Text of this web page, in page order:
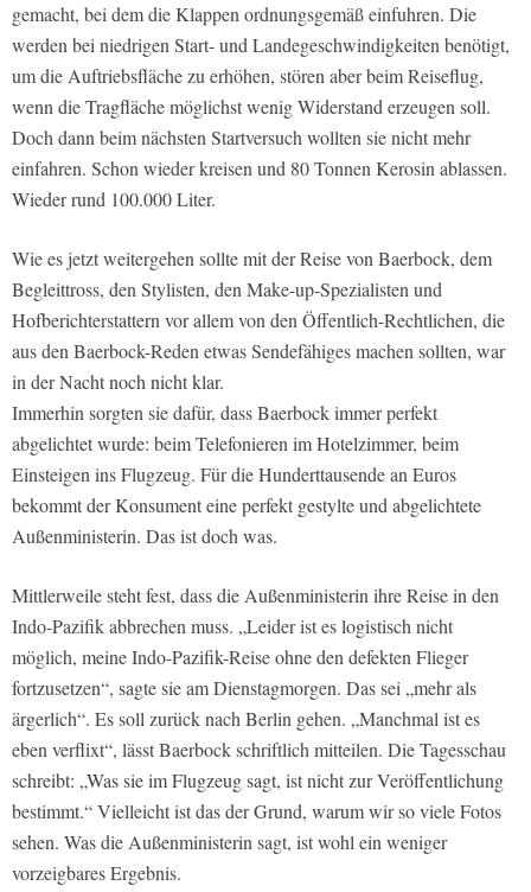
gemacht, bei dem die Klappen ordnungsgemäß einfuhren. Die
werden bei niedrigen Start- und Landegeschwindigkeiten benötigt,
um die Auftriebsfläche zu erhöhen, stören aber beim Reiseflug,
wenn die Tragfläche möglichst wenig Widerstand erzeugen soll.
Doch dann beim nächsten Startversuch wollten sie nicht mehr
einfahren. Schon wieder kreisen und 80 Tonnen Kerosin ablassen.
Wieder rund 100.000 Liter.
Wie es jetzt weitergehen sollte mit der Reise von Baerbock, dem
Begleittross, den Stylisten, den Make-up-Spezialisten und
Hofberichterstattern vor allem von den Öffentlich-Rechtlichen, die
aus den Baerbock-Reden etwas Sendefähiges machen sollten, war
in der Nacht noch nicht klar.
Immerhin sorgten sie dafür, dass Baerbock immer perfekt
abgelichtet wurde: beim Telefonieren im Hotelzimmer, beim
Einsteigen ins Flugzeug. Für die Hunderttausende an Euros
bekommt der Konsument eine perfekt gestylte und abgelichtete
Außenministerin. Das ist doch was.
Mittlerweile steht fest, dass die Außenministerin ihre Reise in den
Indo-Pazifik abbrechen muss. „Leider ist es logistisch nicht
möglich, meine Indo-Pazifik-Reise ohne den defekten Flieger
fortzusetzen“, sagte sie am Dienstagmorgen. Das sei „mehr als
ärgerlich“. Es soll zurück nach Berlin gehen. „Manchmal ist es
eben verflixt“, lässt Baerbock schriftlich mitteilen. Die Tagesschau
schreibt: „Was sie im Flugzeug sagt, ist nicht zur Veröffentlichung
bestimmt.“ Vielleicht ist das der Grund, warum wir so viele Fotos
sehen. Was die Außenministerin sagt, ist wohl ein weniger
vorzeigbares Ergebnis.